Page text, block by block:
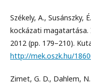
Székely, A., Susánszky,
kockázati magatartása.
2012 (pp. 179–210).
http://mek.oszk.hu/
Zimet, G. D., Dahlem,